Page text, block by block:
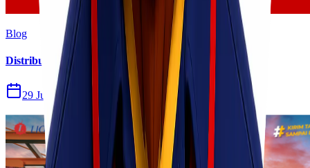
Blog
Distribusi Pengiriman Rokok Elektronik atau Vape
29 Jul 2026